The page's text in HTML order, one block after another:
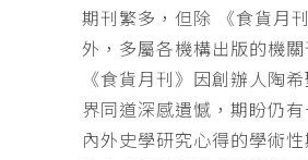
期刊繁多，但除 《食貨月
外，多屬各機構出版的機
《食貨月刊》因創辦人陶
界同道深感遺憾，期盼仍
內外史學研究心得的學術